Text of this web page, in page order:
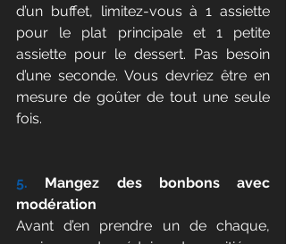
d’un buffet, limitez-vous à 1 assiette
pour le plat principale et 1 petite
assiette pour le dessert. Pas besoin
d’une seconde. Vous devriez être en
mesure de goûter de tout une seule
fois.
5. Mangez des bonbons avec
modération
Avant d’en prendre un de chaque,